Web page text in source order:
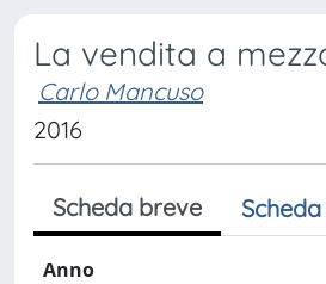
La vendita a
Carlo Mancuso
2016
Scheda breve
Anno